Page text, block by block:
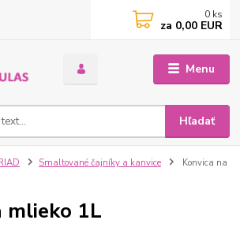
Menu
Hľadať
0 ks
za 0,00 EUR
Smaltované čajníky a kanvice
Konvica na
mlieko 1L